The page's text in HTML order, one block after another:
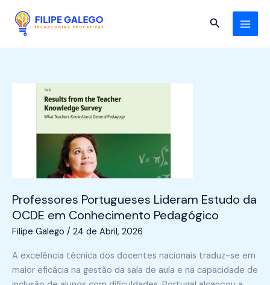
content
Search
Professores Portugueses Lideram Estudo da
OCDE em Conhecimento Pedagógico
Filipe Galego / 24 de Abril, 2026
A excelência técnica dos docentes nacionais traduz-se em
maior eficácia na gestão da sala de aula e na capacidade de